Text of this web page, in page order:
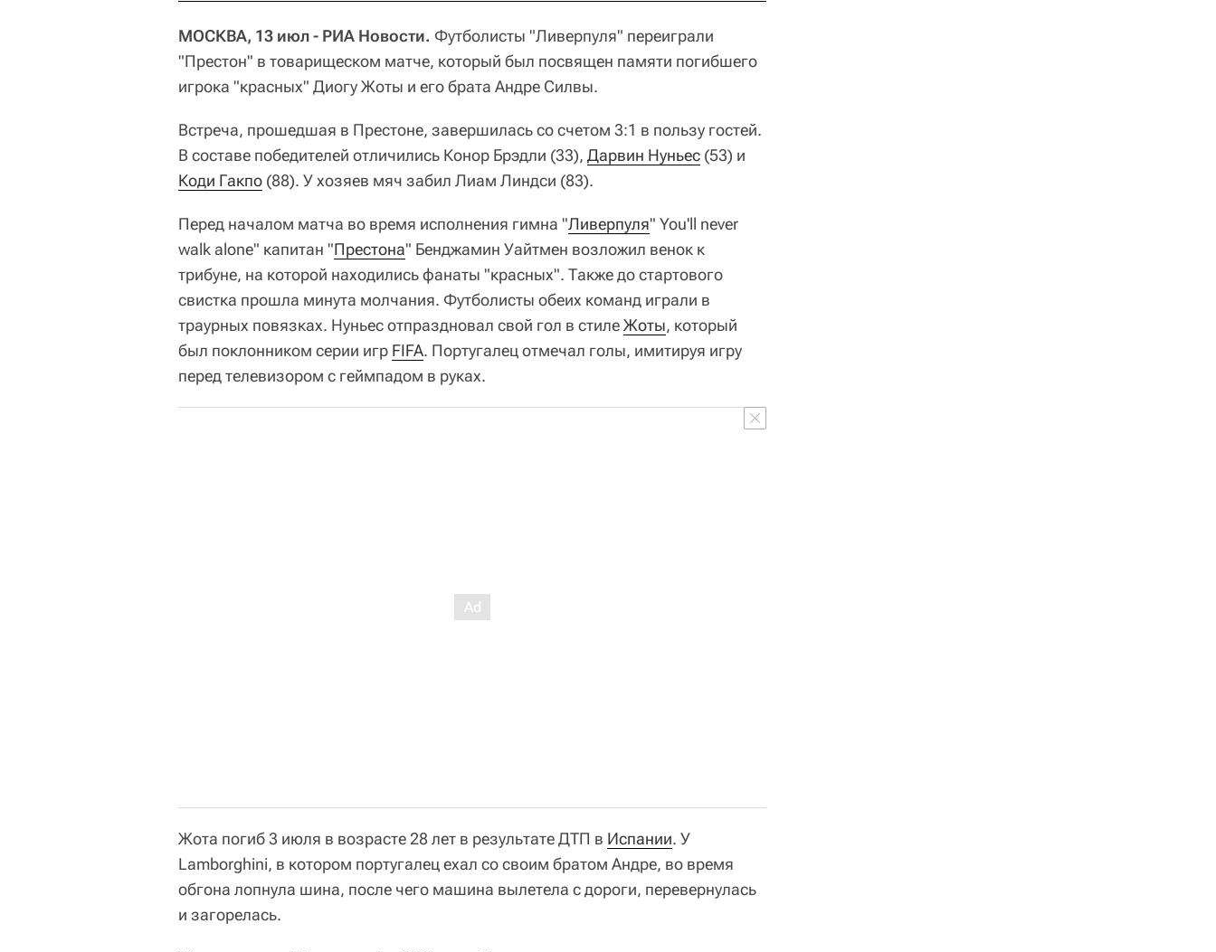
МОСКВА, 13 июл - РИА Новости. Футболисты "Ливерпуля" переиграли
"Престон" в товарищеском матче, который был посвящен памяти погибшего
игрока "красных" Диогу Жоты и его брата Андре Силвы.
Встреча, прошедшая в Престоне, завершилась со счетом 3:1 в пользу гостей.
В составе победителей отличились Конор Брэдли (33), Дарвин Нуньес (53) и
Коди Гакпо (88). У хозяев мяч забил Лиам Линдси (83).
Перед началом матча во время исполнения гимна "Ливерпуля" You'll never
walk alone" капитан "Престона" Бенджамин Уайтмен возложил венок к
трибуне, на которой находились фанаты "красных". Также до стартового
свистка прошла минута молчания. Футболисты обеих команд играли в
траурных повязках. Нуньес отпраздновал свой гол в стилеЖоты, который
был поклонником серии игр FIFA. Португалец отмечал голы, имитируя игру
перед телевизором с геймпадом в руках.
Жота погиб 3 июля в возрасте 28 лет в результате ДТП в Испании. У
Lamborghini, в котором португалец ехал со своим братом Андре, во время
обгона лопнула шина, после чего машина вылетела с дороги, перевернулась
и загорелась.